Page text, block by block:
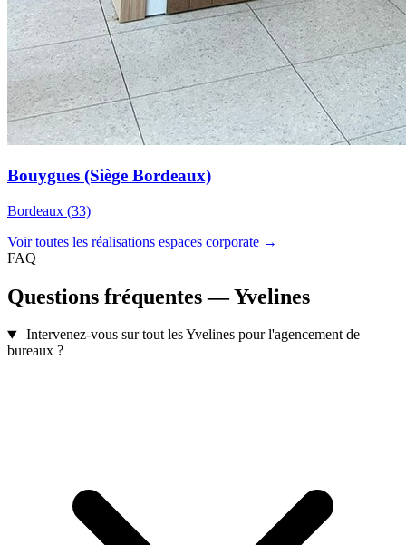
Bouygues (Siège Bordeaux)
Bordeaux (33)
Voir toutes les réalisations espaces corporate →
FAQ
Questions fréquentes — Yvelines
Intervenez-vous sur tout les Yvelines pour l'agencement de
bureaux ?